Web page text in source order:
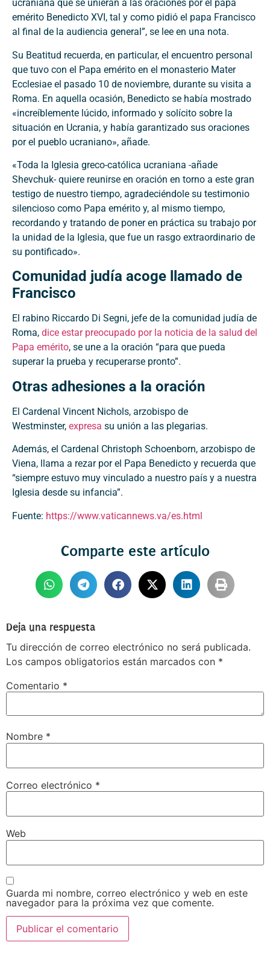
ucraniana que se unieran a las oraciones por el papa
emérito Benedicto XVI, tal y como pidió el papa Francisco
al final de la audiencia general”, se lee en una nota.
Su Beatitud recuerda, en particular, el encuentro personal
que tuvo con el Papa emérito en el monasterio Mater
Ecclesiae el pasado 10 de noviembre, durante su visita a
Roma. En aquella ocasión, Benedicto se había mostrado
«increíblemente lúcido, informado y solícito sobre la
situación en Ucrania, y había garantizado sus oraciones
por el pueblo ucraniano», añade.
«Toda la Iglesia greco-católica ucraniana -añade
Shevchuk- quiere reunirse en oración en torno a este gran
testigo de nuestro tiempo, agradeciéndole su testimonio
silencioso como Papa emérito y, al mismo tiempo,
recordando y tratando de poner en práctica su trabajo por
la unidad de la Iglesia, que fue un rasgo extraordinario de
su pontificado».
Comunidad judía acoge llamado de
Francisco
El rabino Riccardo Di Segni, jefe de la comunidad judía de
Roma, dice estar preocupado por la noticia de la salud del
Papa emérito, se une a la oración “para que pueda
superar la prueba y recuperarse pronto”.
Otras adhesiones a la oración
El Cardenal Vincent Nichols, arzobispo de
Westminster, expresa su unión a las plegarias.
Además, el Cardenal Christoph Schoenborn, arzobispo de
Viena, llama a rezar por el Papa Benedicto y recuerda que
“siempre estuvo muy vinculado a nuestro país y a nuestra
Iglesia desde su infancia”.
Fuente: https://www.vaticannews.va/es.html
Comparte este artículo
Deja una respuesta
Tu dirección de correo electrónico no será publicada.
Los campos obligatorios están marcados con *
Comentario *
Nombre *
Correo electrónico *
Web
Guarda mi nombre, correo electrónico y web en este
navegador para la próxima vez que comente.